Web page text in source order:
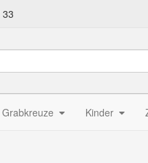
Grabkreuze Kinder